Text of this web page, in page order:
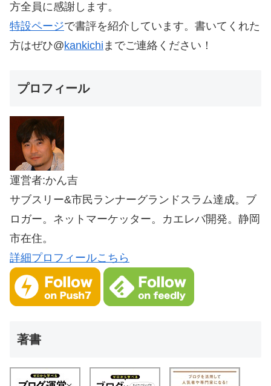
方全員に感謝します。
特設ページで書評を紹介しています。書いてくれた
方はぜひ@kankichi までご連絡ください！
プロフィール
運営者:かん吉
サブスリー&市民ランナーグランドスラム達成。ブ
ロガー。ネットマーケッター。カエレバ開発。静岡
市在住。
詳細プロフィールこちら
著書